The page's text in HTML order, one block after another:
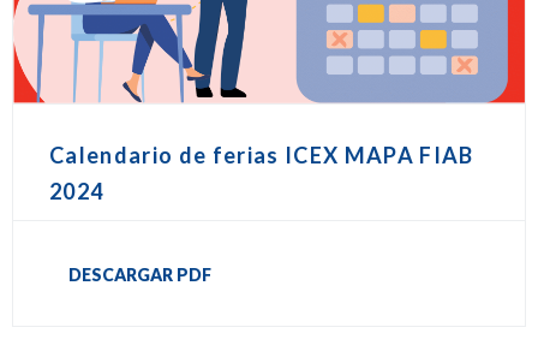
Calendario de ferias ICEX MAPA FIAB
2024
DESCARGAR PDF